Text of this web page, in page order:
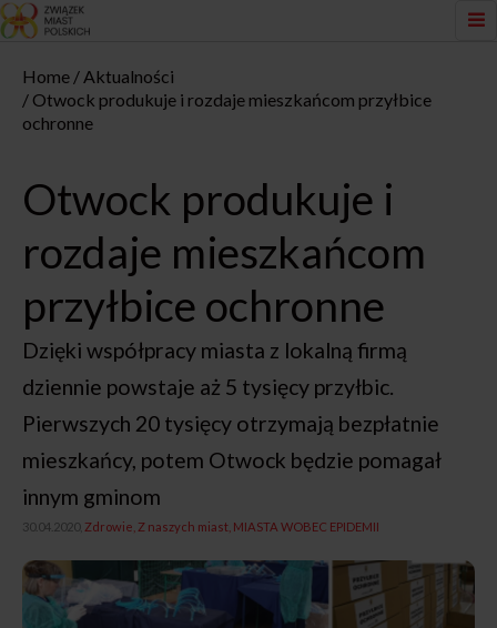
Home
Aktualności
Otwock produkuje i rozdaje mieszkańcom przyłbice
ochronne
Otwock produkuje i
rozdaje mieszkańcom
przyłbice ochronne
Dzięki współpracy miasta z lokalną firmą
dziennie powstaje aż 5 tysięcy przyłbic.
Pierwszych 20 tysięcy otrzymają bezpłatnie
mieszkańcy, potem Otwock będzie pomagał
innym gminom
30.04.2020, Zdrowie Z naszych miast MIASTA WOBEC EPIDEMII